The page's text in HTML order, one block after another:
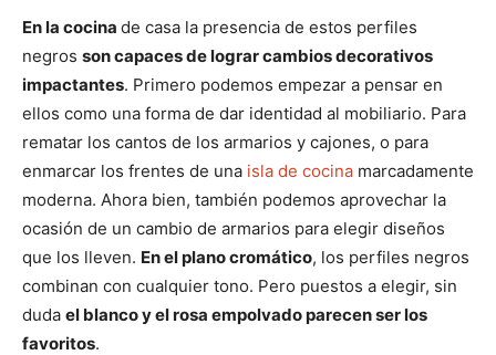
En la cocina de casa la presencia de estos perfiles
negros son capaces de lograr cambios decorativos
impactantes. Primero podemos empezar a pensar en
ellos como una forma de dar identidad al mobiliario. Para
rematar los cantos de los armarios y cajones, o para
enmarcar los frentes de una isla de cocina marcadamente
moderna. Ahora bien, también podemos aprovechar la
ocasión de un cambio de armarios para elegir diseños
que los lleven. En el plano cromático, los perfiles negros
combinan con cualquier tono. Pero puestos a elegir, sin
duda el blanco y el rosa empolvado parecen ser los
favoritos.